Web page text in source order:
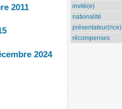
2011
2024
invité(e)
nationalité
présentateur(rice)
récompenses